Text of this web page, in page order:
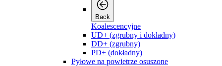
Back
Koalescencyjne
UD+ (zgrubny i dokładny)
DD+ (zgrubny)
PD+ (dokładny)
Pyłowe na powietrze osuszone